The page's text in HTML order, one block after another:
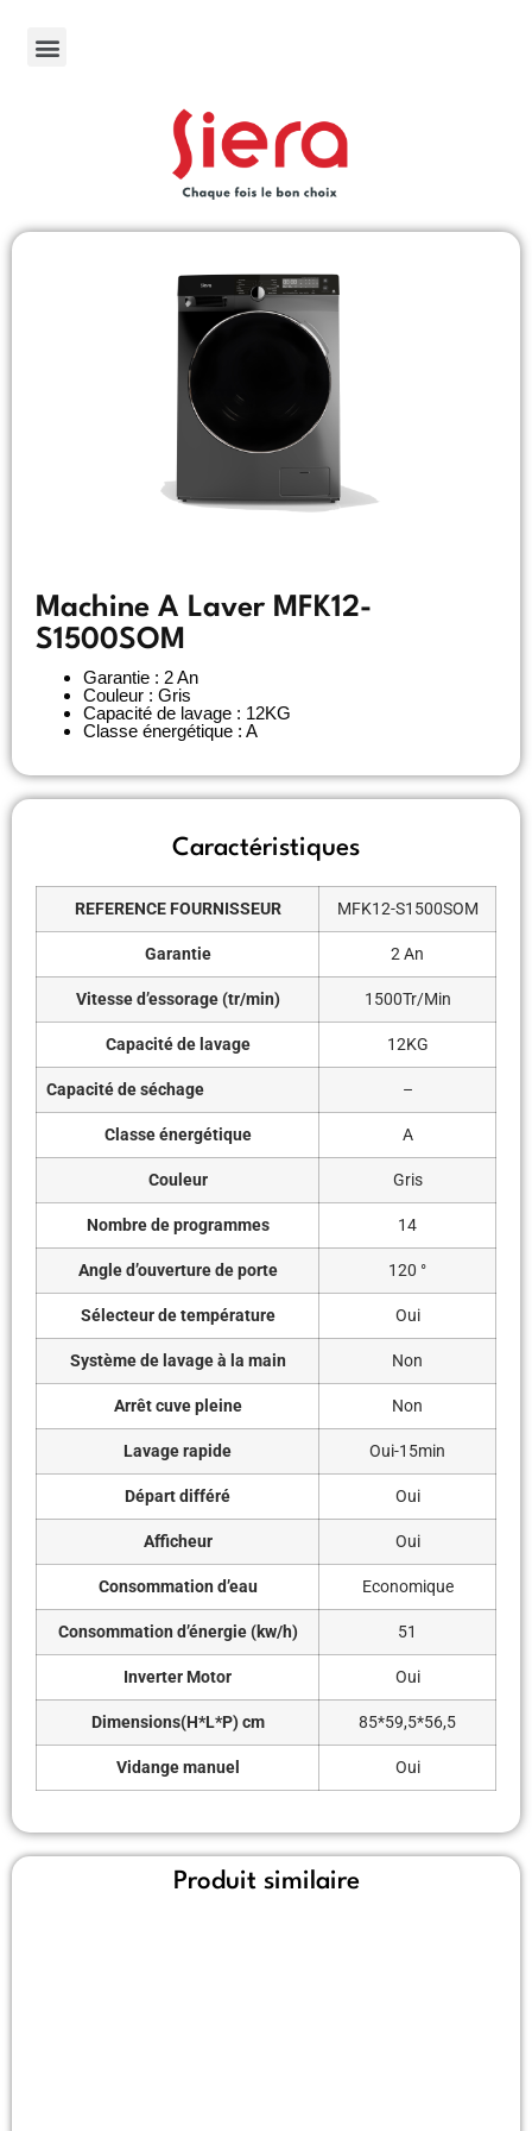
Machine A Laver MFK12-
S1500SOM
Garantie : 2 An
Couleur : Gris
Capacité de lavage : 12KG
Classe énergétique : A
Caractéristiques
REFERENCE FOURNISSEUR MFK12-S1500SOM
Garantie 2 An
Vitesse d’essorage (tr/min) 1500Tr/Min
Capacité de lavage 12KG
Capacité de séchage –
Classe énergétique A
Couleur Gris
Nombre de programmes 14
Angle d’ouverture de porte 120 °
Sélecteur de température Oui
Système de lavage à la main Non
Arrêt cuve pleine Non
Lavage rapide Oui-15min
Départ différé Oui
Afficheur Oui
Consommation d’eau Economique
Consommation d’énergie (kw/h) 51
Inverter Motor Oui
Dimensions(H*L*P) cm 85*59,5*56,5
Vidange manuel Oui
Produit similaire